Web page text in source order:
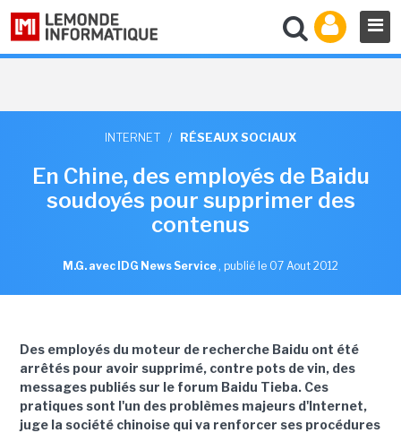
INTERNET / RÉSEAUX SOCIAUX
En Chine, des employés de Baidu
soudoyés pour supprimer des
contenus
M.G. avec IDG News Service , publié le 07 Aout 2012
Des employés du moteur de recherche Baidu ont été
arrêtés pour avoir supprimé, contre pots de vin, des
messages publiés sur le forum Baidu Tieba. Ces
pratiques sont l'un des problèmes majeurs d'Internet,
juge la société chinoise qui va renforcer ses procédures